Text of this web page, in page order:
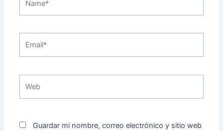
Guardar mi nombre, correo electrónico y sitio web